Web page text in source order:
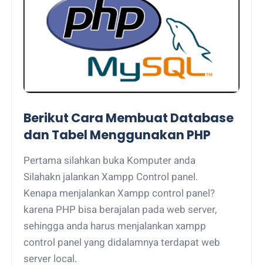
Berikut Cara Membuat Database
dan Tabel Menggunakan PHP
Pertama silahkan buka Komputer anda
Silahakn jalankan Xampp Control panel.
Kenapa menjalankan Xampp control panel?
karena PHP bisa berajalan pada web server,
sehingga anda harus menjalankan xampp
control panel yang didalamnya terdapat web
server local.